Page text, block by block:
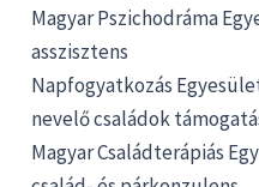
Magyar Pszichodráma
asszisztens
Napfogyatkozás
nevelő családok
Magyar Családterápiás